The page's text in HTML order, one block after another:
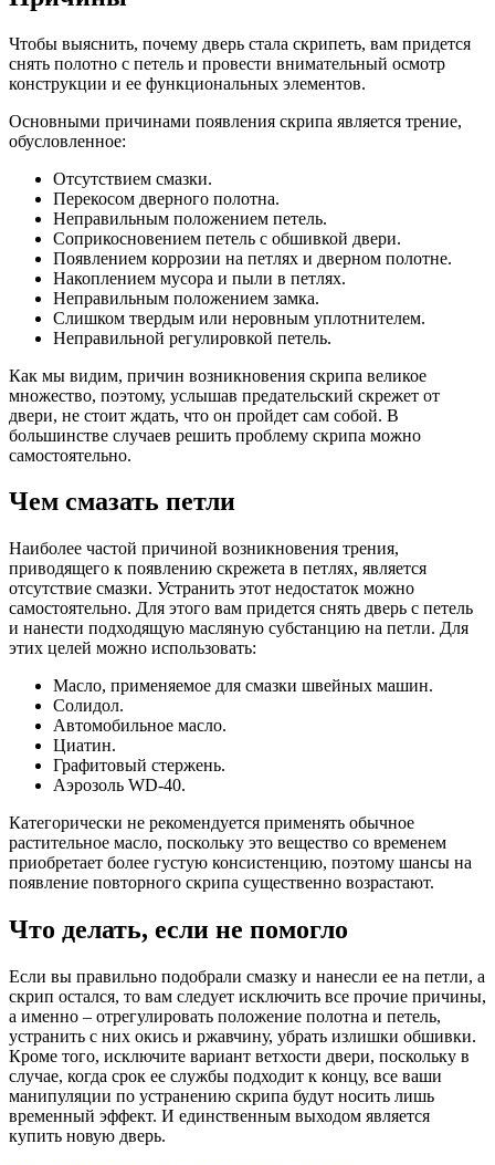
Чтобы выяснить, почему дверь стала скрипеть, вам придется
снять полотно с петель и провести внимательный осмотр
конструкции и ее функциональных элементов.
Основными причинами появления скрипа является трение,
обусловленное:
Отсутствием смазки.
Перекосом дверного полотна.
Неправильным положением петель.
Соприкосновением петель с обшивкой двери.
Появлением коррозии на петлях и дверном полотне.
Накоплением мусора и пыли в петлях.
Неправильным положением замка.
Слишком твердым или неровным уплотнителем.
Неправильной регулировкой петель.
Как мы видим, причин возникновения скрипа великое
множество, поэтому, услышав предательский скрежет от
двери, не стоит ждать, что он пройдет сам собой. В
большинстве случаев решить проблему скрипа можно
самостоятельно.
Чем смазать петли
Наиболее частой причиной возникновения трения,
приводящего к появлению скрежета в петлях, является
отсутствие смазки. Устранить этот недостаток можно
самостоятельно. Для этого вам придется снять дверь с петель
и нанести подходящую масляную субстанцию на петли. Для
этих целей можно использовать:
Масло, применяемое для смазки швейных машин.
Солидол.
Автомобильное масло.
Циатин.
Графитовый стержень.
Аэрозоль WD-40.
Категорически не рекомендуется применять обычное
растительное масло, поскольку это вещество со временем
приобретает более густую консистенцию, поэтому шансы на
появление повторного скрипа существенно возрастают.
Что делать, если не помогло
Если вы правильно подобрали смазку и нанесли ее на петли, а
скрип остался, то вам следует исключить все прочие причины,
а именно – отрегулировать положение полотна и петель,
устранить с них окись и ржавчину, убрать излишки обшивки.
Кроме того, исключите вариант ветхости двери, поскольку в
случае, когда срок ее службы подходит к концу, все ваши
манипуляции по устранению скрипа будут носить лишь
временный эффект. И единственным выходом является
купить новую дверь.